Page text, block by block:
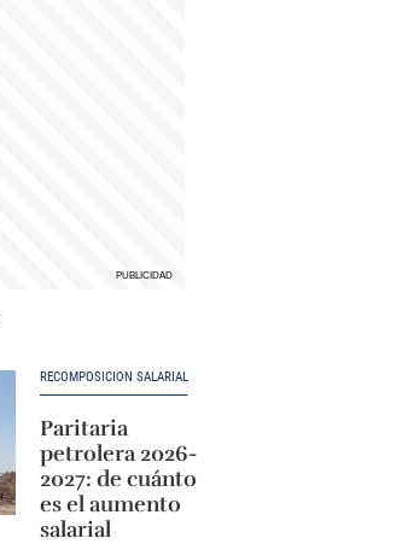
RECOMPOSICIÓN SALARIAL
Paritaria
petrolera 2026-
2027: de cuánto
es el aumento
salarial